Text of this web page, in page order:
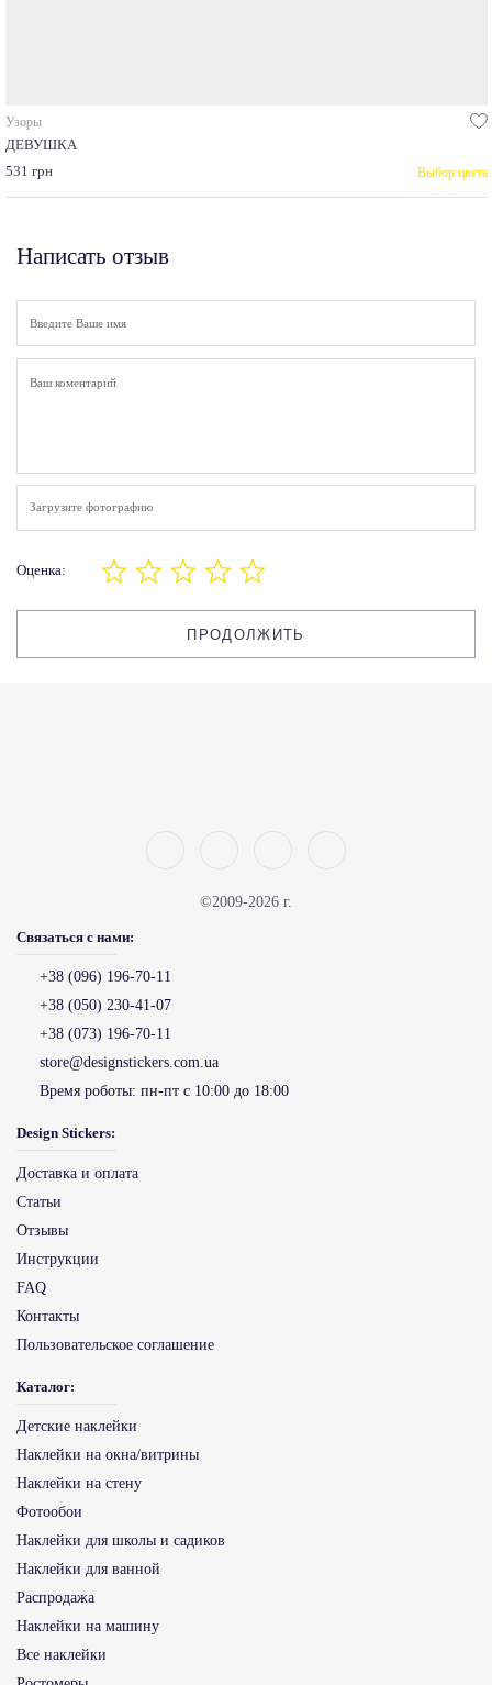
Узоры
ДЕВУШКА
531 грн
Выбор цвета
Написать отзыв
Загрузите фотографию
Оценка:
ПРОДОЛЖИТЬ
©2009-2026 г.
Связаться с нами:
+38 (096) 196-70-11
+38 (050) 230-41-07
+38 (073) 196-70-11
store@designstickers.com.ua
Время роботы: пн-пт с 10:00 до 18:00
Design Stickers:
Доставка и оплата
Статьи
Отзывы
Инструкции
FAQ
Контакты
Пользовательское соглашение
Каталог:
Детские наклейки
Наклейки на окна/витрины
Наклейки на стену
Фотообои
Наклейки для школы и садиков
Наклейки для ванной
Распродажа
Наклейки на машину
Все наклейки